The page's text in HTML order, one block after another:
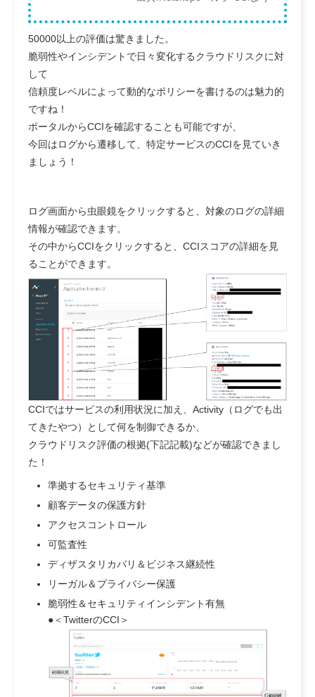
50000以上の評価は驚きました。
脆弱性やインシデントで日々変化するクラウドリスクに対
して
信頼度レベルによって動的なポリシーを書けるのは魅力的
ですね！
ポータルからCCIを確認することも可能ですが、
今回はログから遷移して、特定サービスのCCIを見ていき
ましょう！
ログ画面から虫眼鏡をクリックすると、対象のログの詳細
情報が確認できます。
その中からCCIをクリックすると、CCIスコアの詳細を見
ることができます。
CCIではサービスの利用状況に加え、Activity（ログでも出
てきたやつ）として何を制御できるか、
クラウドリスク評価の根拠(下記記載)などが確認できまし
た！
準拠するセキュリティ基準
顧客データの保護方針
アクセスコントロール
可監査性
ディザスタリカバリ＆ビジネス継続性
リーガル＆プライバシー保護
脆弱性＆セキュリティインシデント有無
●＜TwitterのCCI＞